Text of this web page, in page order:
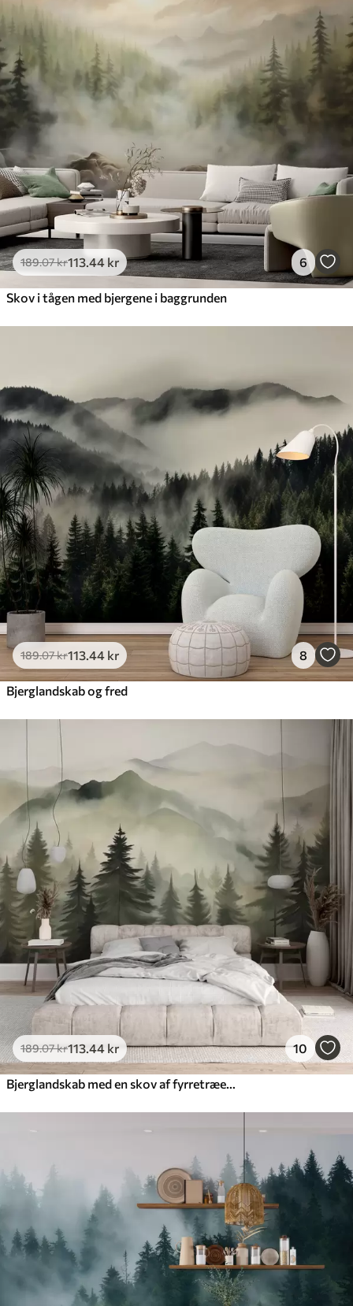
189.07kr113.44 kr 6
Skov i tågen med bjergene i baggrunden
189.07kr113.44 kr 8
Bjerglandskab og fred
189.07kr113.44 kr 10
Bjerglandskab med en skov af fyrretræer og lagdelte bjerge ved daggry med let tåge akvarelimitationskunst